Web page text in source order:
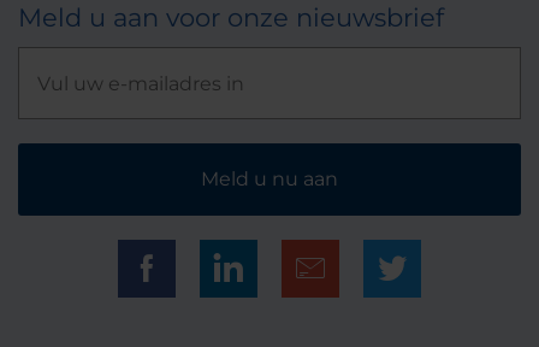
Meld u aan voor onze nieuwsbrief
Meld u nu aan